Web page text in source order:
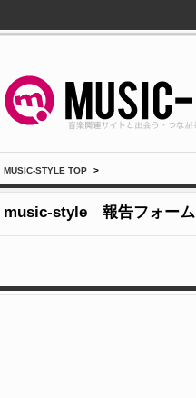
MUSIC-STYLE TOP >
music-style 報告フォーム